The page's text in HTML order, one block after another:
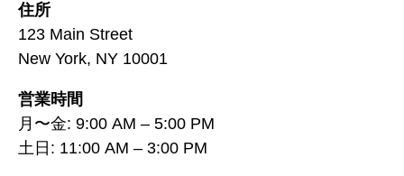
住所
123 Main Street
New York, NY 10001
営業時間
月〜金: 9:00 AM – 5:00 PM
土日: 11:00 AM – 3:00 PM